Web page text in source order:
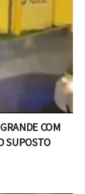
COM
SUPOSTO